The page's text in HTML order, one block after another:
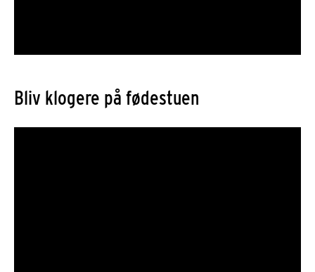
Bliv klogere på fødestuen